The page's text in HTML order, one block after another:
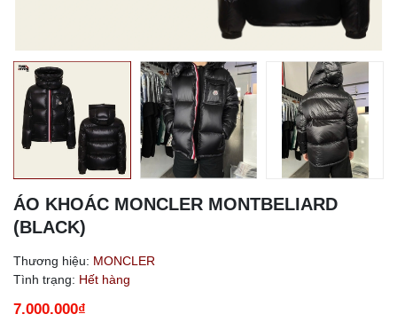
ÁO KHOÁC MONCLER MONTBELIARD
(BLACK)
Thương hiệu: MONCLER
Tình trạng: Hết hàng
7.000.000₫